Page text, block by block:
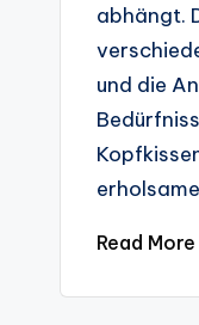
abhängt.
und die
Read More